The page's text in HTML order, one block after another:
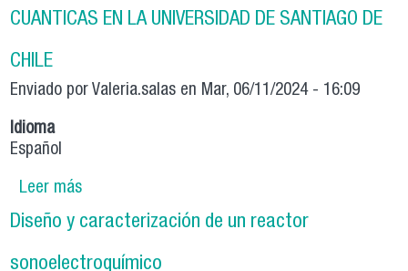
CUANTICAS EN LA UNIVERSIDAD DE SANTIAGO DE
CHILE
Enviado porValeria.salas en Mar, 06/11/2024 - 16:09
Idioma
Español
Leer mássobre DESARROLLO DE AREA DE CIENCIA Y
TECNOLOGIAS CUANTICAS EN LA UNIVERSIDAD
DE SANTIAGO DE CHILE
Diseño y caracterización de un reactor
sonoelectroquímico